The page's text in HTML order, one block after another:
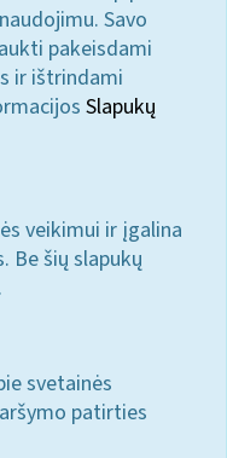
Savo
pakeisdami
ir ištrindami
Slapukų
veikimui ir įgalina
Be šių slapukų
svetainės
patirties